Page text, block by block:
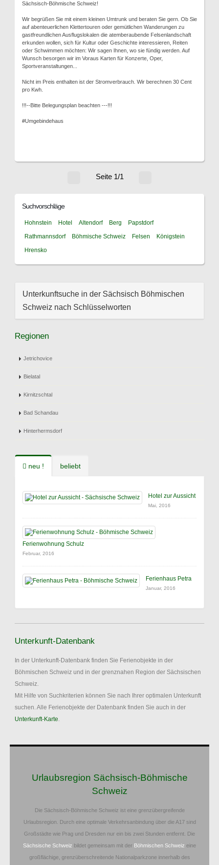
Sächsisch-Böhmische Schweiz!
Wir begrüßen Sie mit einem kleinen Umtrunk und beraten Sie gern. Ob Sie
auf abenteuerlichen Klettertouren oder gemütlichen Wanderungen zu
gastfreundlichen Ausflugslokalen die atemberaubende Felsenlandschaft
erkunden wollen, sich für Kultur oder Geschichte interessieren, Reiten
oder Schwimmen möchten: Wir sagen Ihnen, wo sie fündig werden. Auf
Wunsch besorgen wir im Voraus Karten für Konzerte, Oper,
Sportveranstaltungen...
Nicht im Preis enthalten ist der Stromverbrauch. Wir berechnen 30 Cent
pro Kwh.
!!!--Bitte Belegungsplan beachten ---!!!
#Umgebindehaus
Seite 1/1
Suchvorschläge
Hohnstein Hotel Altendorf Berg
Papstdorf
Rathmannsdorf
Böhmische Schweiz Felsen
Königstein
Hrensko
Unterkunftsuche in der Sächsisch Böhmischen
Schweiz nach Schlüsselworten
Regionen
Jetrichovice
Bielatal
Kirnitzschtal
Bad Schandau
Hinterhermsdorf
neu ! beliebt
Hotel zur Aussicht
Mai, 2016
Ferienwohnung Schulz
Februar, 2016
Ferienhaus Petra
Januar, 2016
Unterkunft-Datenbank
In der Unterkunft-Datenbank finden Sie Ferienobjekte in der
Böhmischen Schweiz und in der grenznahen Region der Sächsischen
Schweiz.
Mit Hilfe von Suchkriterien können Sie nach Ihrer optimalen Unterkunft
suchen. Alle Ferienobjekte der Datenbank finden Sie auch in der
Unterkunft-Karte.
Urlaubsregion Sächsisch-Böhmische
Schweiz
Die Sächsisch-Böhmische Schweiz ist eine grenzübergreifende
Urlaubsregion. Durch eine optimale Verkehrsanbindung über die A17 sind
Großstädte wie Prag und Dresden nur ein bis zwei Stunden entfernt. Die
Sächsische Schweiz bildet gemeinsam mit der Böhmischen Schweiz eine
großflächige, grenzüberschreitende Nationalparkzone innerhalb des